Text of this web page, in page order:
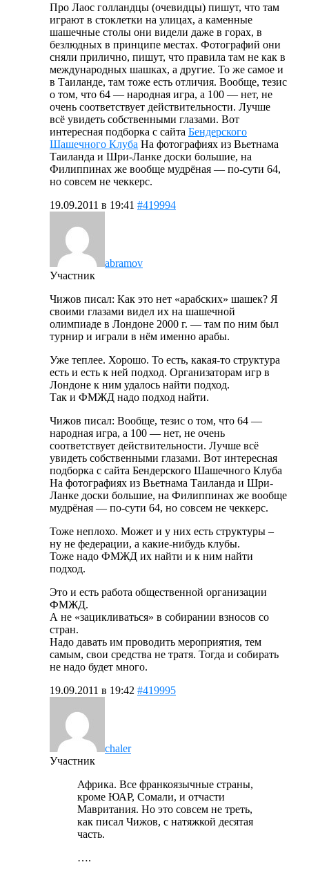
Про Лаос голландцы (очевидцы) пишут, что там
играют в стоклетки на улицах, а каменные
шашечные столы они видели даже в горах, в
безлюдных в принципе местах. Фотографий они
сняли прилично, пишут, что правила там не как в
международных шашках, а другие. То же самое и
в Таиланде, там тоже есть отличия. Вообще, тезис
о том, что 64 — народная игра, а 100 — нет, не
очень соответствует действительности. Лучше
всё увидеть собственными глазами. Вот
интересная подборка с сайта Бендерского
Шашечного Клуба На фотографиях из Вьетнама
Таиланда и Шри-Ланке доски большие, на
Филиппинах же вообще мудрёная — по-сути 64,
но совсем не чеккерс.
19.09.2011 в 19:41 #419994
abramov
Участник
Чижов писал: Как это нет «арабских» шашек? Я
своими глазами видел их на шашечной
олимпиаде в Лондоне 2000 г. — там по ним был
турнир и играли в нём именно арабы.
Уже теплее. Хорошо. То есть, какая-то структура
есть и есть к ней подход. Организаторам игр в
Лондоне к ним удалось найти подход.
Так и ФМЖД надо подход найти.
Чижов писал: Вообще, тезис о том, что 64 —
народная игра, а 100 — нет, не очень
соответствует действительности. Лучше всё
увидеть собственными глазами. Вот интересная
подборка с сайта Бендерского Шашечного Клуба
На фотографиях из Вьетнама Таиланда и Шри-
Ланке доски большие, на Филиппинах же вообще
мудрёная — по-сути 64, но совсем не чеккерс.
Тоже неплохо. Может и у них есть структуры –
ну не федерации, а какие-нибудь клубы.
Тоже надо ФМЖД их найти и к ним найти
подход.
Это и есть работа общественной организации
ФМЖД.
А не «зацикливаться» в собирании взносов со
стран.
Надо давать им проводить мероприятия, тем
самым, свои средства не тратя. Тогда и собирать
не надо будет много.
19.09.2011 в 19:42 #419995
chaler
Участник
Африка. Все франкоязычные страны,
кроме ЮАР, Сомали, и отчасти
Мавритания. Но это совсем не треть,
как писал Чижов, с натяжкой десятая
часть.
….